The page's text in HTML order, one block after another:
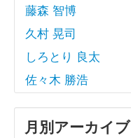
藤森 智博
久村 晃司
しろとり 良太
佐々木 勝浩
月別アーカイブ